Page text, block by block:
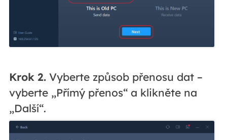
Krok 2.Vyberte způsob přenosu dat –
vyberte „Přímý přenos“ a klikněte na
„Další“.